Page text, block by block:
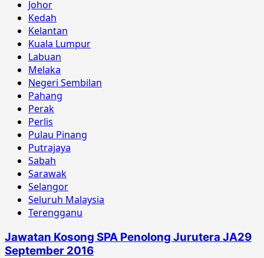
Johor
Kedah
Kelantan
Kuala Lumpur
Labuan
Melaka
Negeri Sembilan
Pahang
Perak
Perlis
Pulau Pinang
Putrajaya
Sabah
Sarawak
Selangor
Seluruh Malaysia
Terengganu
Jawatan Kosong SPA Penolong Jurutera JA29
September 2016